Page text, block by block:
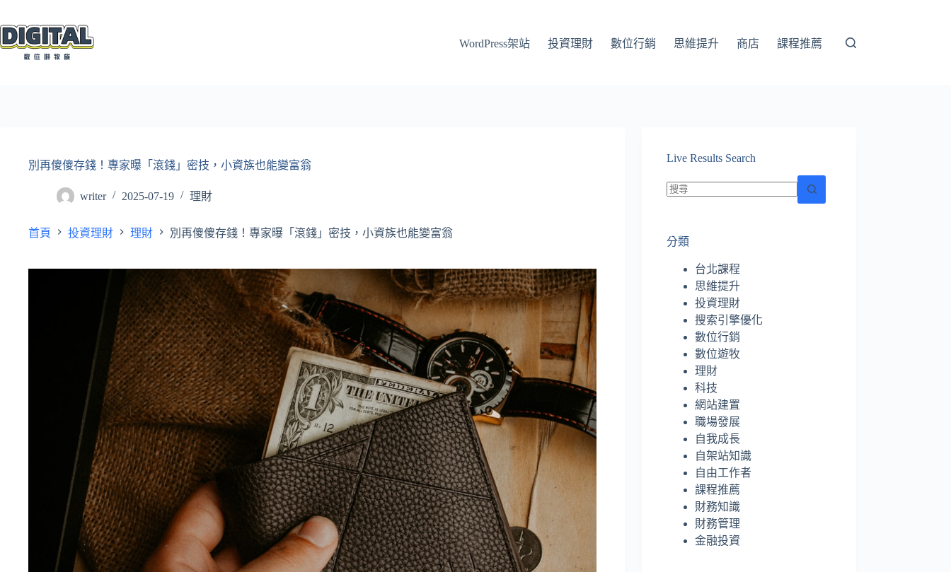
至
主
WordPress架站 投資理財 數位行銷 思維提升 商店 課程推薦
別再傻傻存錢！專家曝「滾錢」密技，小資族也能變富翁
writer 2025-07-19 理財
首頁 投資理財 理財 別再傻傻存錢！專家曝「滾錢」密技，小資族也能變富翁
Live Results Search
到
分類
台北課程
思維提升
投資理財
搜索引擎優化
數位行銷
數位遊牧
理財
科技
網站建置
職場發展
自我成長
自架站知識
自由工作者
課程推薦
財務知識
財務管理
金融投資